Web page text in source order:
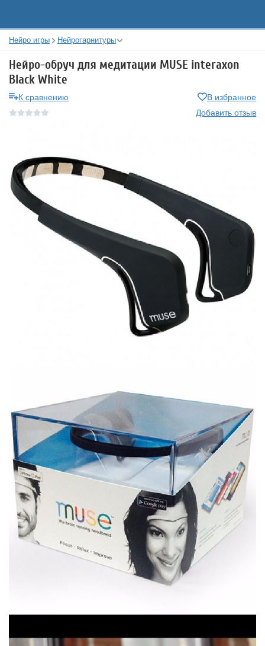
Нейро игры Нейрогарнитуры
Нейро-обруч для медитации MUSE interaxon
Black White
К сравнению
В избранное
Добавить отзыв